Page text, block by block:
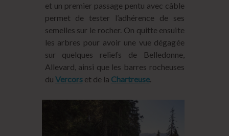
et un premier passage pentu avec câble
permet de tester l’adhérence de ses
semelles sur le rocher. On quitte ensuite
les arbres pour avoir une vue dégagée
sur quelques reliefs de Belledonne,
Allevard, ainsi que les barres rocheuses
du Vercorset de la Chartreuse.